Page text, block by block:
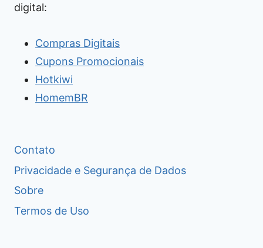
digital:
Compras Digitais
Cupons Promocionais
Hotkiwi
HomemBR
Contato
Privacidade e Segurança de Dados
Sobre
Termos de Uso